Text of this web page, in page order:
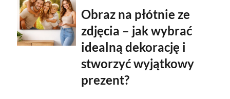
Obraz na płótnie ze
zdjęcia – jak wybrać
idealną dekorację i
stworzyć wyjątkowy
prezent?